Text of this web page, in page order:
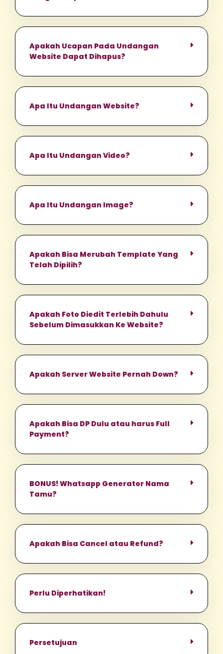
Apakah Ucapan Pada Undangan
Website Dapat Dihapus?
Apa Itu Undangan Website?
Apa Itu Undangan Video?
Apa Itu Undangan Image?
Apakah Bisa Merubah Template Yang
Telah Dipilih?
Apakah Foto Diedit Terlebih Dahulu
Sebelum Dimasukkan Ke Website?
Apakah Server Website Pernah Down?
Apakah Bisa DP Dulu atau harus Full
Payment?
BONUS! Whatsapp Generator Nama
Tamu?
Apakah Bisa Cancel atau Refund?
Perlu Diperhatikan!
Persetujuan